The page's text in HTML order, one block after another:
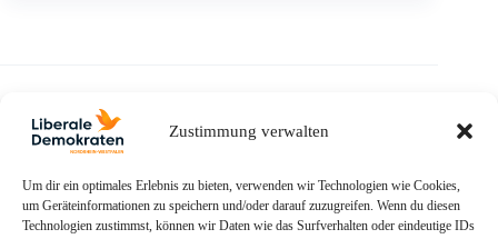
Zustimmung verwalten
Um dir ein optimales Erlebnis zu bieten, verwenden wir Technologien wie Cookies,
um Geräteinformationen zu speichern und/oder darauf zuzugreifen. Wenn du diesen
Technologien zustimmst, können wir Daten wie das Surfverhalten oder eindeutige IDs
ZURÜCK